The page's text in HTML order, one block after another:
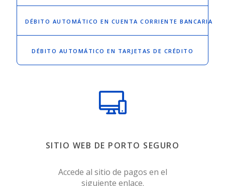
DÉBITO AUTOMÁTICO EN CUENTA CORRIENTE BANCARIA
DÉBITO AUTOMÁTICO EN TARJETAS DE CRÉDITO
SITIO WEB DE PORTO SEGURO
Accede al sitio de pagos en el
siguiente enlace.